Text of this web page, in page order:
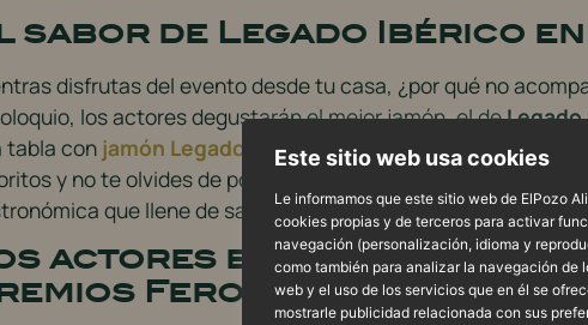
Este sitio web usa cookies
Le informamos que este sitio web de ElPozo
cookies propias y de terceros para activar
navegación (personalización, idioma y
como también para analizar la navegación de
web y el uso de los servicios que en él se
mostrarle publicidad relacionada con sus
sabor de Legado Ibérico
disfrutas del evento desde tu casa, ¿por qué no
los actores degustarán el mejor jamón, el deLegado
tabla con jamón Legado Ibérico y acompaña conchorizo
y no te olvides de poner algunas aceitunas y frutos
que llene de sabor estos momentos de cine y
actores en el Encuentro
Feroz